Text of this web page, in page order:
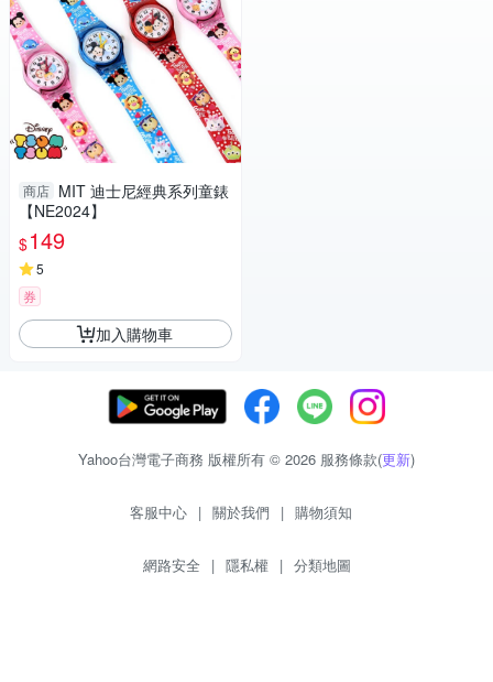
商店 MIT 迪士尼經典系列童錶
【NE2024】
$149
5
券
加入購物車
Yahoo台灣電子商務 版權所有 © 2026 服務條款(更新)
客服中心 | 關於我們 | 購物須知
網路安全 | 隱私權 | 分類地圖